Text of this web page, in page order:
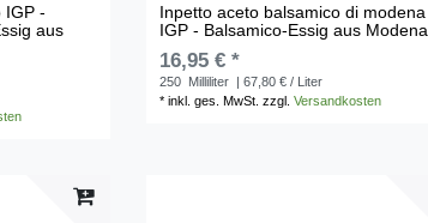
IGP -
aus
Inpetto aceto balsamico di modena
IGP - Balsamico-Essig aus Modena
16,95 € *
250 Milliliter | 67,80 € / Liter
*inkl. ges. MwSt. zzgl.Versandkosten